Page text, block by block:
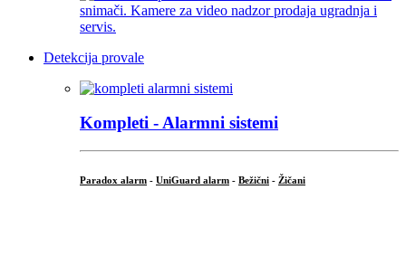
Detekcija provale
Kompleti - Alarmni sistemi
Paradox alarm - UniGuard alarm - Bežični - Žičani